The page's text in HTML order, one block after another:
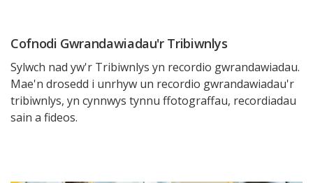
Cofnodi Gwrandawiadau'r Tribiwnlys
Sylwch nad yw'r Tribiwnlys yn recordio gwrandawiadau.
Mae'n drosedd i unrhyw un recordio gwrandawiadau'r
tribiwnlys, yn cynnwys tynnu ffotograffau, recordiadau
sain a fideos.